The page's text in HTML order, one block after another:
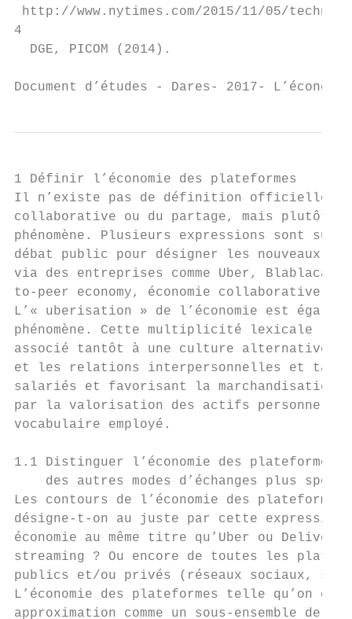
http://www.nytimes.com/2015/11/05/
4
  DGE, PICOM (2014).
Document d’études - Dares- 2017-
1 Définir l’économie des plateformes
Il n’existe pas de définition officielle et
collaborative ou du partage, mais plutôt
phénomène. Plusieurs expressions sont
débat public pour désigner les nouveaux
via des entreprises comme Uber, Blablacar
to-peer economy, économie collaborative,
L’« uberisation » de l’économie est
phénomène. Cette multiplicité lexicale
associé tantôt à une culture alternative,
et les relations interpersonnelles et
salariés et favorisant la marchandisation
par la valorisation des actifs
vocabulaire employé.
1.1 Distinguer l’économie des plateformes
des autres modes d’échanges plus
Les contours de l’économie des
désigne-t-on au juste par cette
économie au même titre qu’Uber ou
streaming ? Ou encore de toutes les
publics et/ou privés (réseaux sociaux,
L’économie des plateformes telle qu’on
approximation comme un sous-ensemble